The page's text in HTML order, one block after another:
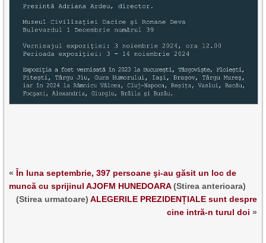
« În luna septembrie, 397 persoane şi-au găsit un loc de
muncă cu sprijinul AJOFM HUNEDOARA(Stirea anterioara)
(Stirea urmatoare) ALEGERILE PREZIDENȚIALE sunt despre
cine intră-n turul doi »